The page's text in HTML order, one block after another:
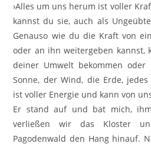
›Alles um uns herum ist voller
kannst du sie, auch als
Genauso wie du die Kraft von
oder an ihn weitergeben kannst,
deiner Umwelt bekommen
Sonne, der Wind, die Erde, jedes
ist voller Energie und kann von
Er stand auf und bat mich,
verließen wir das Kloster
Pagodenwald den Hang hinauf.